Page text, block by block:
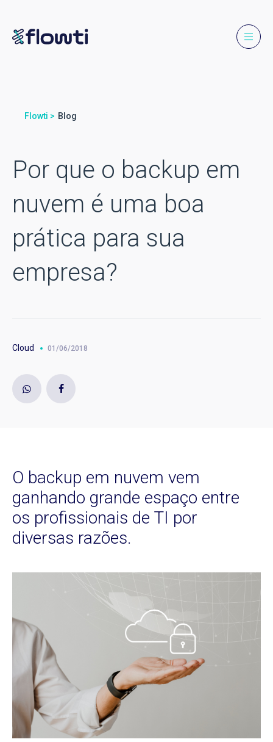
Flowti > Blog
Por que o backup em
nuvem é uma boa
prática para sua
empresa?
Cloud 01/06/2018
O backup em nuvem vem
ganhando grande espaço entre
os profissionais de TI por
diversas razões.